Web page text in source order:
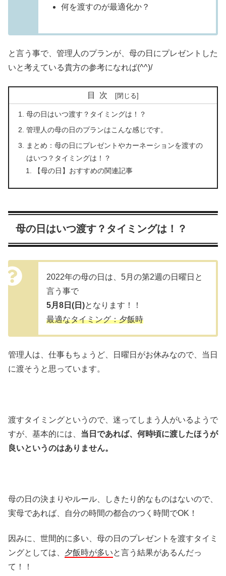
何を渡すのが最適化か？
と言う事で、管理人のプランが、母の日にプレゼントした
いと考えている貴方の参考になれば(^^)/
目次
母の日はいつ渡す？タイミングは！？
管理人の母の日のプランはこんな感じです。
まとめ：母の日にプレゼントやカーネーションを渡すの
はいつ？タイミングは！？
【母の日】おすすめの関連記事
母の日はいつ渡す？タイミングは！？
2022年の母の日は、5月の第2週の日曜日と
言う事で
5月8日(日)となります！！
最適なタイミング：夕飯時
管理人は、仕事もちょうど、日曜日がお休みなので、当日
に渡そうと思っています。
渡すタイミングというので、迷ってしまう人がいるようで
すが、基本的には、 当日であれば、何時頃に渡したほうが
良いというのはありません。
母の日の決まりやルール、しきたり的なものはないので、
実母であれば、自分の時間の都合のつく時間でOK！
因みに、世間的に多い、母の日のプレゼントを渡すタイミ
ングとしては、 夕飯時が多いと言う結果があるんだっ
て！！